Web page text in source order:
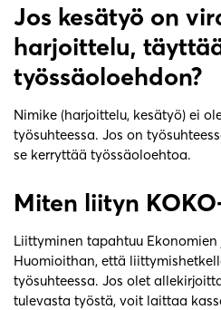
Jos kesätyö on
harjoittelu,
työssäoloehdon?
Nimike (harjoittelu, kesätyö) ei
työsuhteessa. Jos on
se kerryttää työssäoloehtoa.
Miten liityn
Liittyminen tapahtuu Ekonomien
Huomioithan, että
työsuhteessa. Jos olet
tulevasta työstä, voit laittaa